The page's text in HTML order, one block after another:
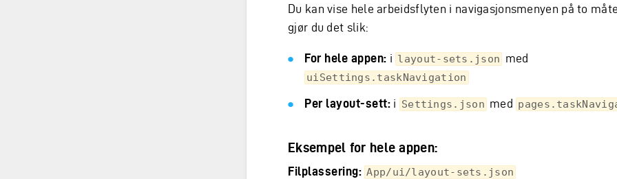
Du kan vise hele arbeidsflyten i navigasjonsmenyen på to
gjør du det slik:
For hele appen: i layout-sets.json med
uiSettings.taskNavigation
Per layout-sett: i Settings.json med
Eksempel for hele appen:
Filplassering: App/ui/layout-sets.json